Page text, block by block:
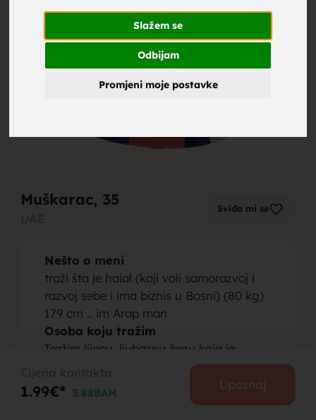
Slažem se
Odbijam
Promjeni moje postavke
Muškarac, 35 Sviđa mi se
Nešto o meni
traži šta je halal (koji voli samorazvoj i
razvoj sebe i ima biznis u Bosni) (80 kg)
179 cm .. im Arap man
Osoba koju tražim
Tražim lijepu, ljubaznu ženu koja je
zainteresovana za sebe i želi da se skrasi
1.99€* 3.88BAM
Upoznaj
zene za
brak,
muskarci
za brak,